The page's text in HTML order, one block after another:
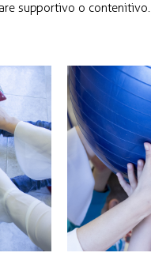
supportivo o contenitivo.